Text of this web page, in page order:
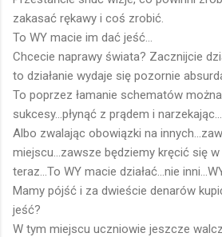
zakasać rękawy i coś zrobić.
To WY macie im dać jeść...
Chcecie naprawy świata? Zacznijcie
to działanie wydaje się pozornie
To poprzez łamanie schematów
sukcesy...płynąć z prądem i narzekając...
Albo zwalając obowiązki na
miejscu...zawsze będziemy kręcić się
teraz...To WY macie działać...nie
Mamy pójść i za dwieście denarów
jeść?
W tym miejscu uczniowie jeszcze